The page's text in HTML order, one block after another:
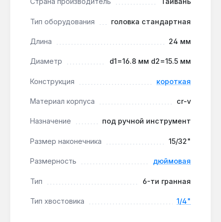
Универсальность хвостовика 1/4":
квадратное гнездо подходит для большинства
1/4", что расширяет совместимость с
Производство на Тайване:контроль
качества на этапе ковки и термообработки
гарантирует стабильность геометрии каждой
головки.
Головка King Tony 233515S подходит для
профессионального использования в автосервисах
с дюймовыми креплениями в ограниченном
Украине.
Тип оборудования головка стандартная
Длина 24 мм
Диаметр d1=16.8 мм d2=15.5 мм
Конструкция короткая
Материал корпуса cr-v
Назначение под ручной инструмент
Размер наконечника 15/32"
Размерность дюймовая
Тип 6-ти гранная
Тип хвостовика 1/4"